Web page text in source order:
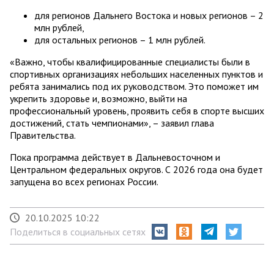
для регионов Дальнего Востока и новых регионов – 2
млн рублей,
для остальных регионов – 1 млн рублей.
«Важно, чтобы квалифицированные специалисты были в
спортивных организациях небольших населенных пунктов и
ребята занимались под их руководством. Это поможет им
укрепить здоровье и, возможно, выйти на
профессиональный уровень, проявить себя в спорте высших
достижений, стать чемпионами», – заявил глава
Правительства.
Пока программа действует в Дальневосточном и
Центральном федеральных округов. С 2026 года она будет
запущена во всех регионах России.
20.10.2025 10:22
Поделиться в социальных сетях